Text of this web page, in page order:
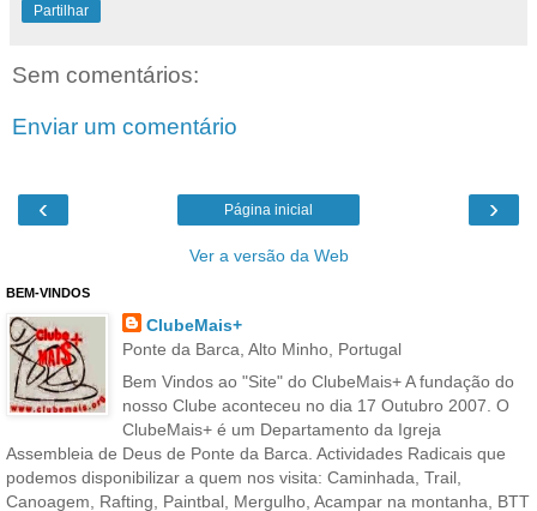
Partilhar
Sem comentários:
Enviar um comentário
‹ ›
Página inicial
Ver a versão da Web
BEM-VINDOS
ClubeMais+
Ponte da Barca, Alto Minho, Portugal
Bem Vindos ao "Site" do ClubeMais+ A fundação do
nosso Clube aconteceu no dia 17 Outubro 2007. O
ClubeMais+ é um Departamento da Igreja
Assembleia de Deus de Ponte da Barca. Actividades Radicais que
podemos disponibilizar a quem nos visita: Caminhada, Trail,
Canoagem, Rafting, Paintbal, Mergulho, Acampar na montanha, BTT